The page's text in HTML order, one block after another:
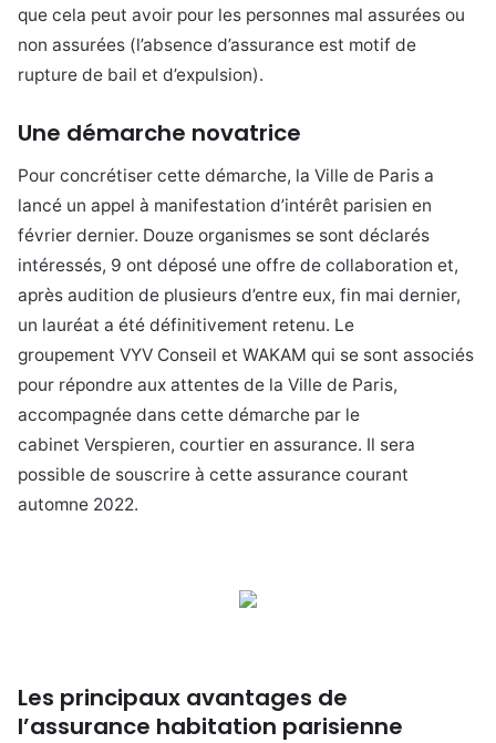
que cela peut avoir pour les personnes mal assurées ou
non assurées (l’absence d’assurance est motif de
rupture de bail et d’expulsion).
Une démarche novatrice
Pour concrétiser cette démarche, la Ville de Paris a
lancé un appel à manifestation d’intérêt parisien en
février dernier. Douze organismes se sont déclarés
intéressés, 9 ont déposé une offre de collaboration et,
après audition de plusieurs d’entre eux, fin mai dernier,
un lauréat a été définitivement retenu. Le
groupement VYV Conseil et WAKAM qui se sont associés
pour répondre aux attentes de la Ville de Paris,
accompagnée dans cette démarche par le
cabinet Verspieren, courtier en assurance. Il sera
possible de souscrire à cette assurance courant
automne 2022.
Les principaux avantages de
l’assurance habitation parisienne